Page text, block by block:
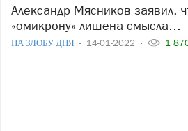
Александр Мясников заявил, что статистика по
«омикрону» лишена смысла…
НА ЗЛОБУ ДНЯ 14-01-2022 1